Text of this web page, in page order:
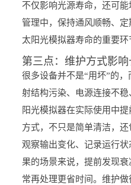
不仅影响光源寿命，还可
管理中，保持通风顺畅、
太阳光模拟器寿命的重要环
第三点：维护方式影
很多设备并不是“用坏”的
射结构污染、电源连接不
阳光模拟器在实际使用中
方式，不只是简单清洁，
观察输出变化、记录运行
果的场景来说，提前发现
常再处理更省时间。维护